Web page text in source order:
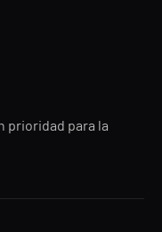
prioridad para la